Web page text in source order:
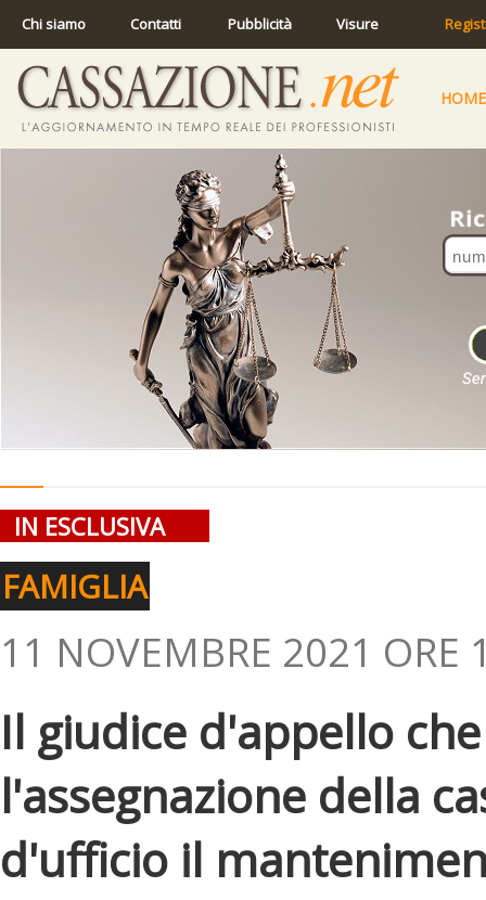
Chi siamo Contatti Pubblicità Visure
HOME
IN ESCLUSIVA
FAMIGLIA
11 NOVEMBRE 2021 ORE
Il giudice d'appello
l'assegnazione della
d'ufficio il